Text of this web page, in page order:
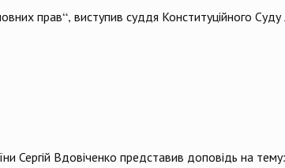
прав“, виступив суддя Конституційного Суду
Сергій Вдовіченко представив доповідь на